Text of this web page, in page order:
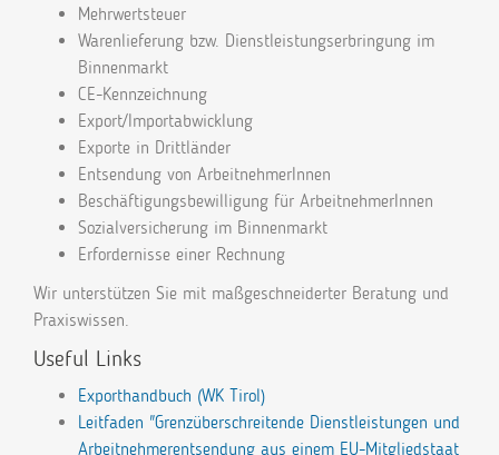
Mehrwertsteuer
Warenlieferung bzw. Dienstleistungserbringung im
Binnenmarkt
CE-Kennzeichnung
Export/Importabwicklung
Exporte in Drittländer
Entsendung von ArbeitnehmerInnen
Beschäftigungsbewilligung für ArbeitnehmerInnen
Sozialversicherung im Binnenmarkt
Erfordernisse einer Rechnung
Wir unterstützen Sie mit maßgeschneiderter Beratung und
Praxiswissen.
Useful Links
Exporthandbuch (WK Tirol)
Leitfaden "Grenzüberschreitende Dienstleistungen und
Arbeitnehmerentsendung aus einem EU-Mitgliedstaat